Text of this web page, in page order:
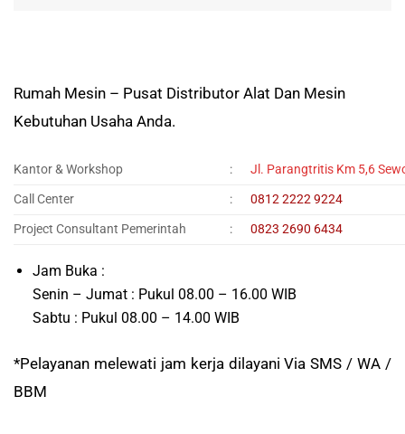
Rumah Mesin – Pusat Distributor Alat Dan Mesin
Kebutuhan Usaha Anda.
Kantor & Workshop :
Jl. Parangtritis Km 5,6
Call Center
:
0812 2222 9224
Project Consultant Pemerintah
: 0823 2690 6434
Jam Buka :
Senin – Jumat : Pukul 08.00 – 16.00 WIB
Sabtu : Pukul 08.00 – 14.00 WIB
*Pelayanan melewati jam kerja dilayani Via SMS / WA /
BBM